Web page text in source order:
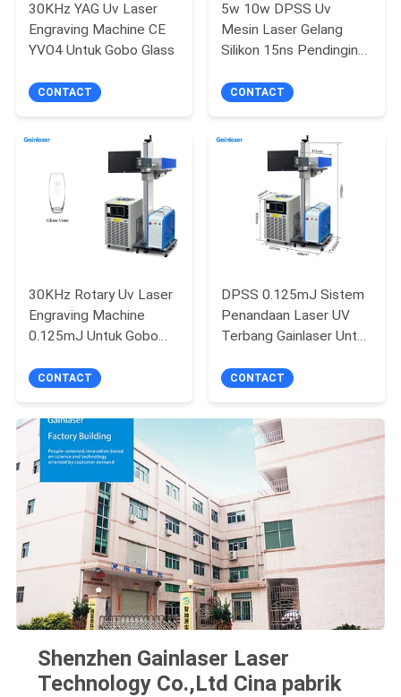
30KHz YAG Uv Laser
Engraving Machine CE
YVO4 Untuk Gobo Glass
CONTACT
5w 10w DPSS Uv
Mesin Laser Gelang
Silikon 15ns Pendingin
CONTACT
30KHz Rotary Uv Laser
Engraving Machine
0.125mJ Untuk Gobo
CONTACT
DPSS 0.125mJ Sistem
Penandaan Laser UV
Terbang Gainlaser Untuk
CONTACT
Shenzhen Gainlaser Laser
Technology Co.,Ltd Cina pabrik